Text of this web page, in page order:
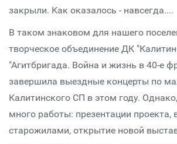
закрыли. Как оказалось - навсегда....
В таком знаковом для нашего
творческое объединение ДК
"Агитбригада. Война и жизнь в 40-е
завершила выездные концерты по
Калитинского СП в этом году.
много работы: презентации проекта,
старожилами, открытие новой